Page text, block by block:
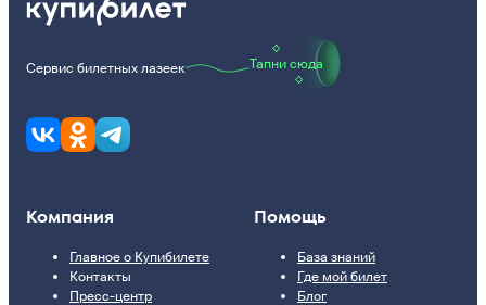
Сервис билетных лазеек Тапни сюда
Компания
Главное о Купибилете
Контакты
Пресс-центр
Помощь
База знаний
Где мой билет
Блог